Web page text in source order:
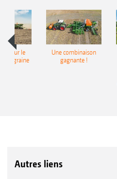
pour le
Une combinaison
gagnante !
Autres liens